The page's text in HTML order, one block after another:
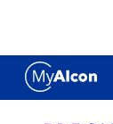
Skip
main
content